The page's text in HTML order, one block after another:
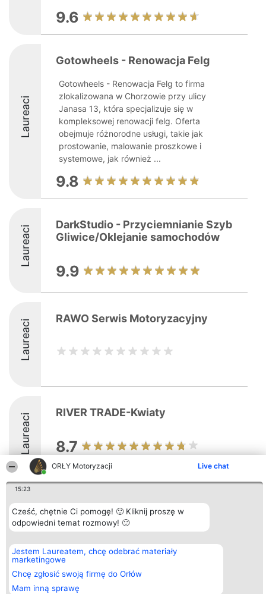
ORŁY Motoryzacji Live chat
15:23
Cześć, chętnie Ci pomogę! 🙂 Kliknij proszę w
odpowiedni temat rozmowy! 🙂
Jestem Laureatem, chcę odebrać materiały
marketingowe
Chcę zgłosić swoją firmę do Orłów
Mam inną sprawę
9.6
Laureaci
Gotowheels - Renowacja Felg
Gotowheels - Renowacja Felg to firma
zlokalizowana w Chorzowie przy ulicy
Janasa 13, która specjalizuje się w
kompleksowej renowacji felg. Oferta
obejmuje różnorodne usługi, takie jak
prostowanie, malowanie proszkowe i
systemowe, jak również ...
9.8
Laureaci
DarkStudio - Przyciemnianie Szyb
Gliwice/Oklejanie samochodów
9.9
Laureaci RAWO Serwis Motoryzacyjny
Laureaci RIVER TRADE-Kwiaty
8.7
Organizator plebiscytu
Bright Side Solutions sp. z o.
o. sp. k.
ul. Ruska 22
KRS 0000749100 | Regon
381313360 | NIP 8943132676
+48 508 492 400
Plebiscyt
Laureaci
Lista
wszystkich
Zasady
Prywatności
Kontakt
Kontakt